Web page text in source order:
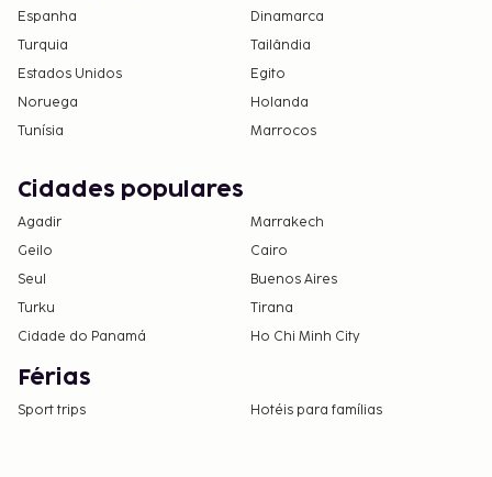
Espanha
Dinamarca
Turquia
Tailândia
Estados Unidos
Egito
Noruega
Holanda
Tunísia
Marrocos
Cidades populares
Agadir
Marrakech
Geilo
Cairo
Seul
Buenos Aires
Turku
Tirana
Cidade do Panamá
Ho Chi Minh City
Férias
Sport trips Hotéis para famílias